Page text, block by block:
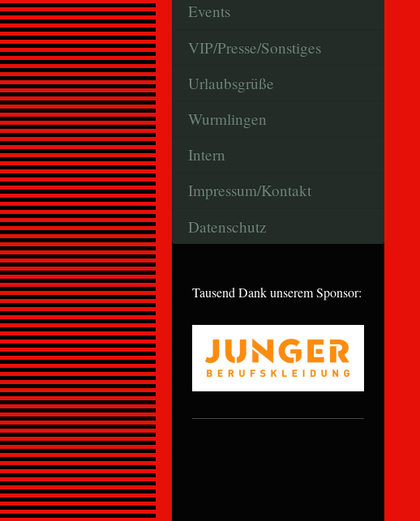
Events
VIP/Presse/Sonstiges
Urlaubsgrüße
Wurmlingen
Intern
Impressum/Kontakt
Datenschutz
Tausend Dank unserem Sponsor: